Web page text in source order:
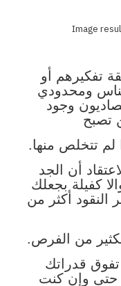
تفكيرهم أو
ومحدودي
وجود
تصبح
لم تتخلص منها.
أن الجد
كفيلة بجعلك
النقود أكثر من
من الفرص.
قدراتك
حتى وإن كنت